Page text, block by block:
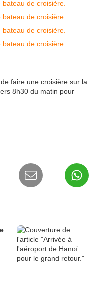
faire une croisière sur la
8h30 du matin pour